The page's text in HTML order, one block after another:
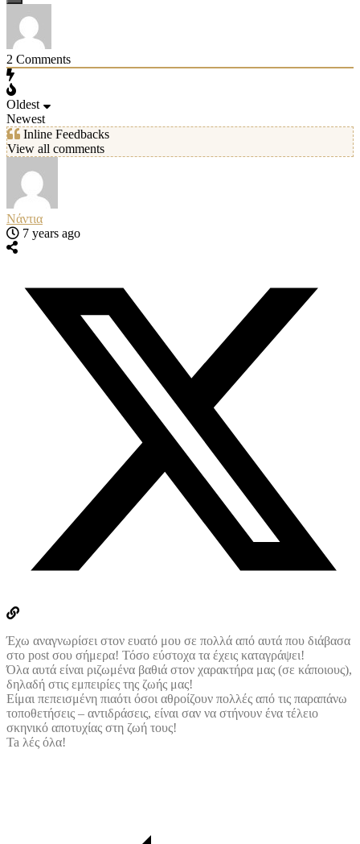
2 Comments
Oldest
Newest
Inline Feedbacks
View all comments
Νάντια
7 years ago
Έχω αναγνωρίσει στον ευατό μου σε πολλά από αυτά που διάβασα
στο post σου σήμερα! Τόσο εύστοχα τα έχεις καταγράψει!
Όλα αυτά είναι ριζωμένα βαθιά στον χαρακτήρα μας (σε κάποιους),
δηλαδή στις εμπειρίες της ζωής μας!
Είμαι πεπεισμένη πιαότι όσοι αθροίζουν πολλές από τις παραπάνω
τοποθετήσεις – αντιδράσεις, είναι σαν να στήνουν ένα τέλειο
σκηνικό αποτυχίας στη ζωή τους!
Ta λές όλα!